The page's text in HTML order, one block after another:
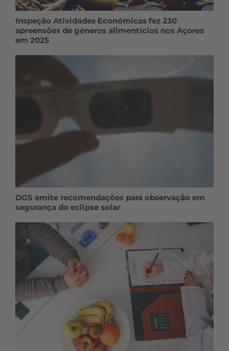
Inspeção Atividades Económicas fez 230
apreensões de géneros alimentícios nos Açores
em 2025
DGS emite recomendações para observação em
segurança do eclipse solar